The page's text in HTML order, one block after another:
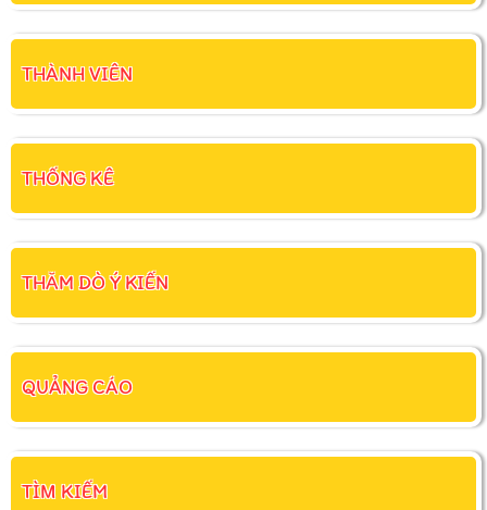
THÀNH VIÊN
THỐNG KÊ
THĂM DÒ Ý KIẾN
QUẢNG CÁO
TÌM KIẾM